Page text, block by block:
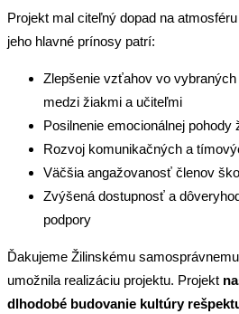
Projekt mal citeľný dopad na
jeho hlavné prínosy patrí:
Zlepšenie vzťahov vo
medzi žiakmi a učiteľmi
Posilnenie emocionálnej
Rozvoj komunikačných a
Väčšia angažovanosť členov
Zvýšená dostupnosť a
podpory
Ďakujeme Žilinskému
umožnila realizáciu projektu. Projekt
dlhodobé budovanie kultúry